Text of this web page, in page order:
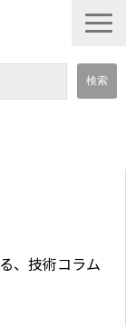
、技術コラム